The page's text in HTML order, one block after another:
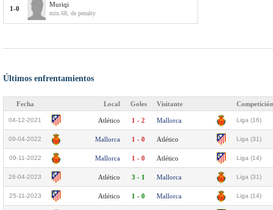
1-0
Muriqi
min.68, de penalty
Últimos enfrentamientos
Fecha Local Goles Visitante Competición
04-12-2021 Atlético 1 - 2 Mallorca Liga (16)
09-04-2022 Mallorca 1 - 0 Atlético Liga (31)
09-11-2022 Mallorca 1 - 0 Atlético Liga (14)
26-04-2023 Atlético 3 - 1 Mallorca Liga (31)
25-11-2023 Atlético 1 - 0 Mallorca Liga (14)